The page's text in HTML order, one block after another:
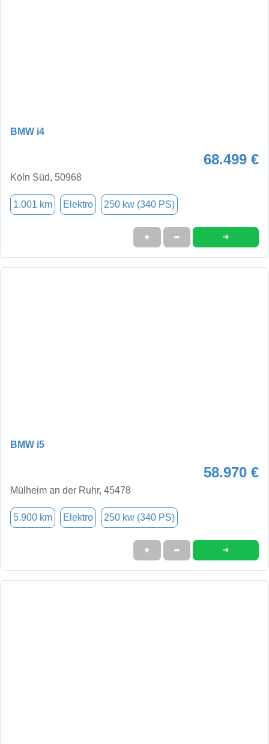
BMW i4
68.499 €
Köln Süd, 50968
1.001 km Elektro 250 kw (340 PS)
★ ➦ ➜
BMW i5
58.970 €
Mülheim an der Ruhr, 45478
5.900 km Elektro 250 kw (340 PS)
★ ➦ ➜